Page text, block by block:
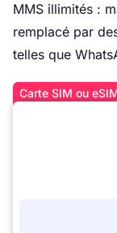
MMS illimités :
remplacé par
telles que
Carte SIM ou